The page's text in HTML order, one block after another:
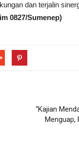
dan terjalin
0827/Sumenep)
“Kajian
Menguap,